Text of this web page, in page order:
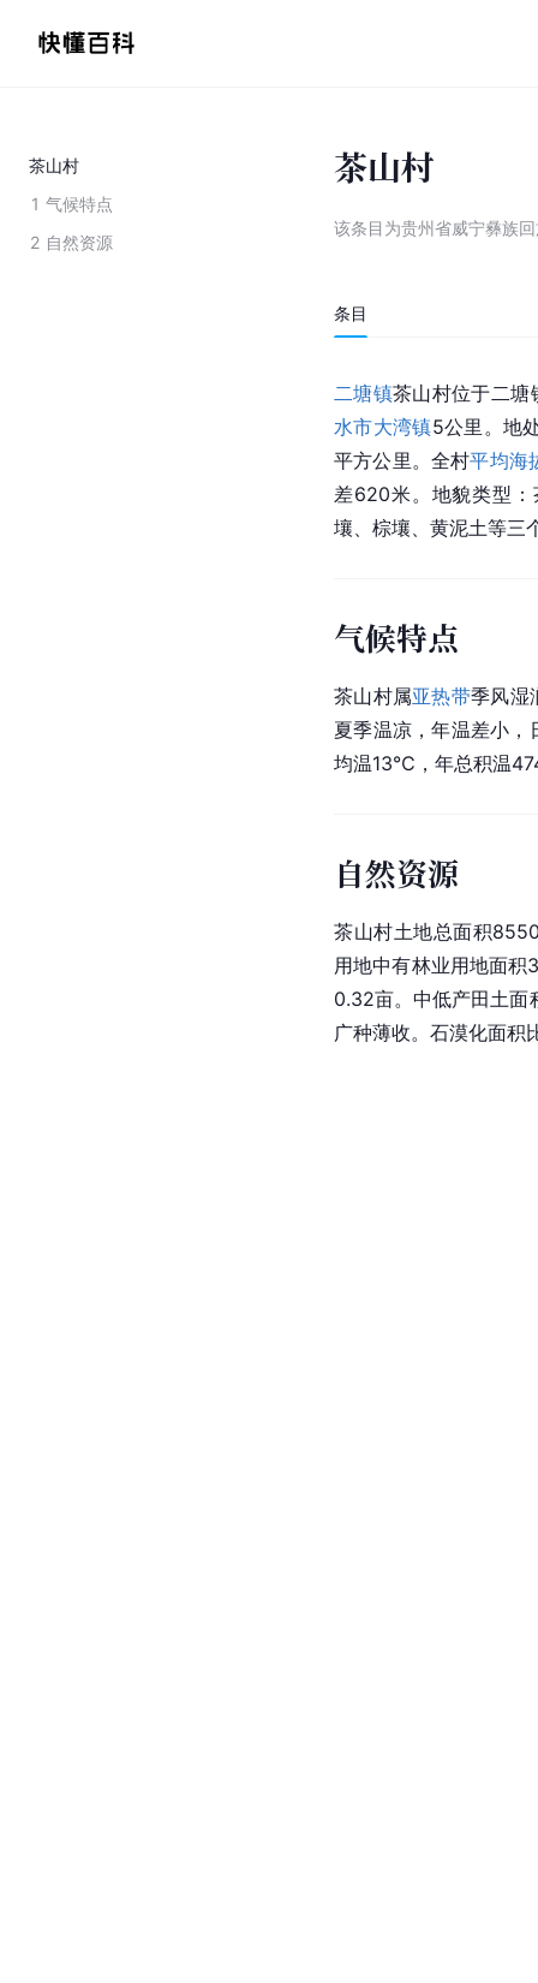
茶山村
1 气候特点
2 自然资源
茶山村
该条目为贵州省威宁彝族
条目
二塘镇茶山村位于二
水市大湾镇5公里。地
平方公里。全村平均海
差620米。地貌类型
壤、棕壤、黄泥土等三
气候特点
茶山村属亚热带季风湿
夏季温凉，年温差小
均温13℃，年总积温
自然资源
茶山村土地总面积
用地中有林业用地面
0.32亩。中低产田土面
广种薄收。石漠化面积